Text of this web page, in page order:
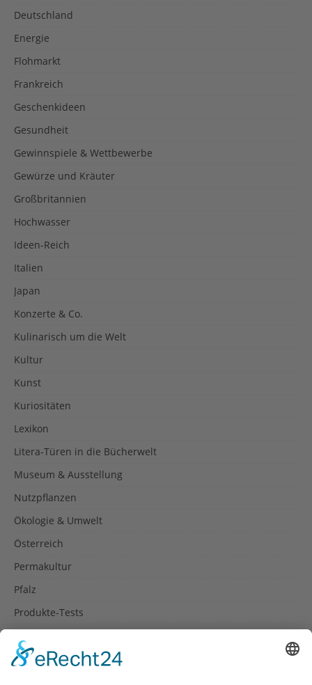
Deutschland
Energie
Flohmarkt
Frankreich
Geschenkideen
Gesundheit
Gewinnspiele & Wettbewerbe
Gewürze und Kräuter
Großbritannien
Hochwasser
Ideen-Reich
Italien
Japan
Konzerte & Co.
Kulinarisch um die Welt
Kultur
Kunst
Kuriositäten
Lexikon
Litera-Türen in die Bücherwelt
Museum & Ausstellung
Nutzpflanzen
Ökologie & Umwelt
Österreich
Permakultur
Pfalz
Produkte-Tests
Rezepte